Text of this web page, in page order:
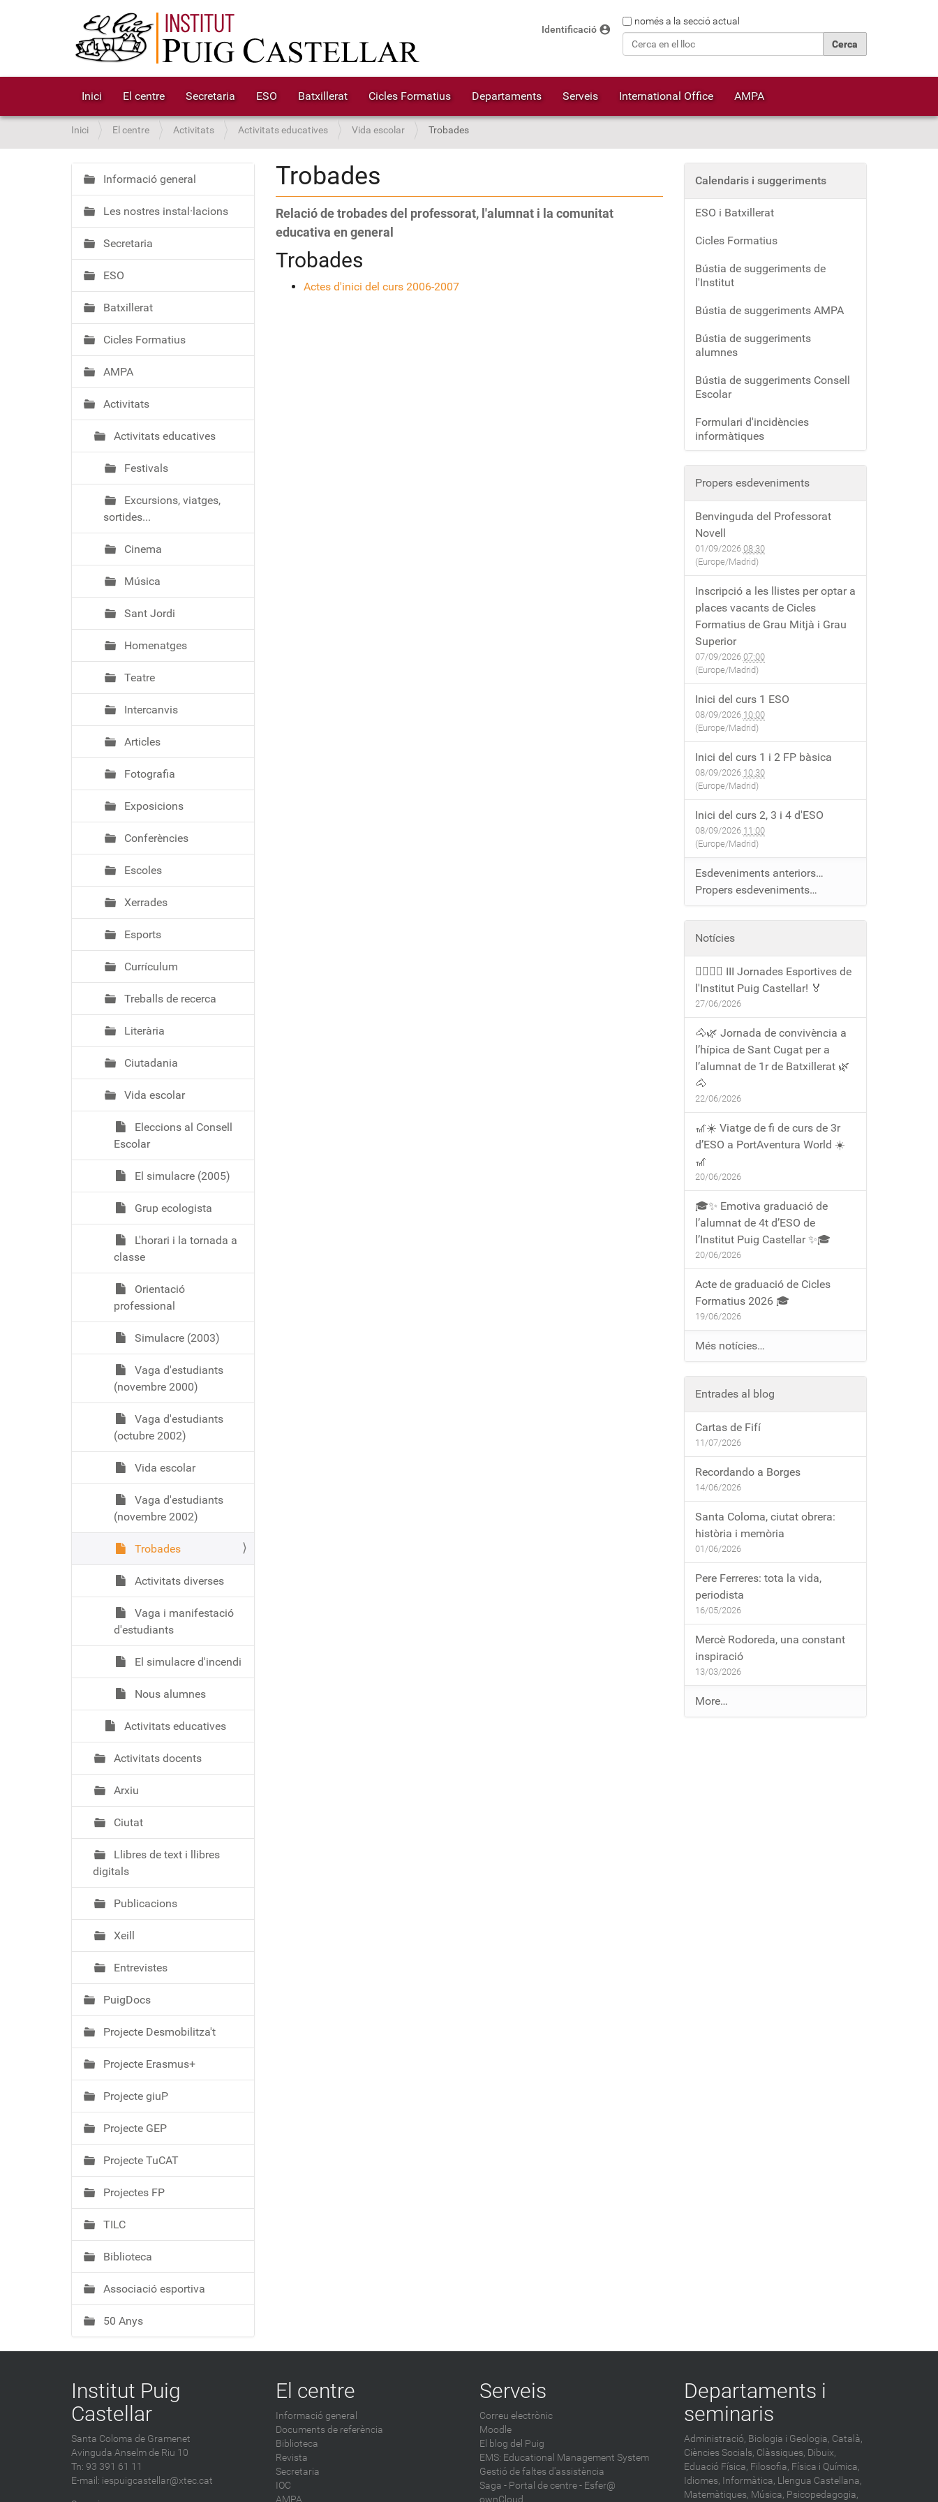
Cercanomés a la secció actual
Identificació account_circle
Inici El centre Secretaria ESO Batxillerat Cicles Formatius Departaments Serveis International Office AMPA
S
o
u
:
Inici El centre Activitats Activitats educatives Vida escolar Trobades
Trobades
Relació de trobades del professorat, l'alumnat i la comunitat
educativa en general
Trobades
Actes d'inici del curs 2006-2007
N
a
v
e
g
a
c
ó
Informació general
Les nostres instal·lacions
Secretaria
ESO
Batxillerat
Cicles Formatius
AMPA
Activitats
Activitats educatives
Festivals
Excursions, viatges,
sortides...
Cinema
Música
Sant Jordi
Homenatges
Teatre
Intercanvis
Articles
Fotografia
Exposicions
Conferències
Escoles
Xerrades
Esports
Currículum
Treballs de recerca
Literària
Ciutadania
Vida escolar
Eleccions al Consell
Escolar
El simulacre (2005)
Grup ecologista
L'horari i la tornada a
classe
Orientació
professional
Simulacre (2003)
Vaga d'estudiants
(novembre 2000)
Vaga d'estudiants
(octubre 2002)
Vida escolar
Vaga d'estudiants
(novembre 2002)
Trobades
Activitats diverses
Vaga i manifestació
d'estudiants
El simulacre d'incendi
Nous alumnes
Activitats educatives
Activitats docents
Arxiu
Ciutat
Llibres de text i llibres
digitals
Publicacions
Xeill
Entrevistes
PuigDocs
Projecte Desmobilitza't
Projecte Erasmus+
Projecte giuP
Projecte GEP
Projecte TuCAT
Projectes FP
TILC
Biblioteca
Associació esportiva
50 Anys
Calendaris i suggeriments
ESO i Batxillerat
Cicles Formatius
Bústia de suggeriments de
l'Institut
Bústia de suggeriments AMPA
Bústia de suggeriments
alumnes
Bústia de suggeriments Consell
Escolar
Formulari d'incidències
informàtiques
Propers esdeveniments
Benvinguda del Professorat
Novell
01/09/2026 08:30
(Europe/Madrid)
Inscripció a les llistes per optar a
places vacants de Cicles
Formatius de Grau Mitjà i Grau
Superior
07/09/2026 07:00
(Europe/Madrid)
Inici del curs 1 ESO
08/09/2026 10:00
(Europe/Madrid)
Inici del curs 1 i 2 FP bàsica
08/09/2026 10:30
(Europe/Madrid)
Inici del curs 2, 3 i 4 d'ESO
08/09/2026 11:00
(Europe/Madrid)
Esdeveniments anteriors…
Propers esdeveniments…
Notícies
🏃‍♀️🏃‍♂️ III Jornades Esportives de
l'Institut Puig Castellar! 🏅
27/06/2026
🐴🌿 Jornada de convivència a
l’hípica de Sant Cugat per a
l’alumnat de 1r de Batxillerat 🌿
🐴
22/06/2026
🎢☀️ Viatge de fi de curs de 3r
d’ESO a PortAventura World ☀️
🎢
20/06/2026
🎓✨ Emotiva graduació de
l’alumnat de 4t d’ESO de
l’Institut Puig Castellar ✨🎓
20/06/2026
Acte de graduació de Cicles
Formatius 2026 🎓
19/06/2026
Més notícies…
Entrades al blog
Cartas de Fifí
11/07/2026
Recordando a Borges
14/06/2026
Santa Coloma, ciutat obrera:
història i memòria
01/06/2026
Pere Ferreres: tota la vida,
periodista
16/05/2026
Mercè Rodoreda, una constant
inspiració
13/03/2026
E
n
More…
Institut Puig
Castellar
Santa Coloma de Gramenet
Avinguda Anselm de Riu 10
Tn: 93 391 61 11
E-mail: iespuigcastellar@xtec.cat
El centre
Informació general
Documents de referència
Biblioteca
Revista
Secretaria
IOC
AMPA
Serveis
Correu electrònic
Moodle
El blog del Puig
EMS: Educational Management System
Gestió de faltes d'assistència
Saga - Portal de centre - Esfer@
ownCloud
Departaments i
seminaris
Administració, Biologia i Geologia, Català,
Ciències Socials, Clàssiques, Dibuix,
Eduació Física, Filosofia, Física i Química,
Idiomes, Informàtica, Llengua Castellana,
Matemàtiques, Música, Psicopedagogia,